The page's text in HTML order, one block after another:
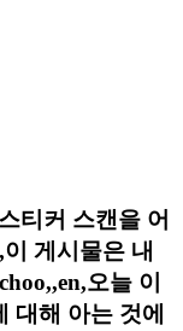
티커 스캔을 어
게시물은 내
오늘 이
대해 아는 것에